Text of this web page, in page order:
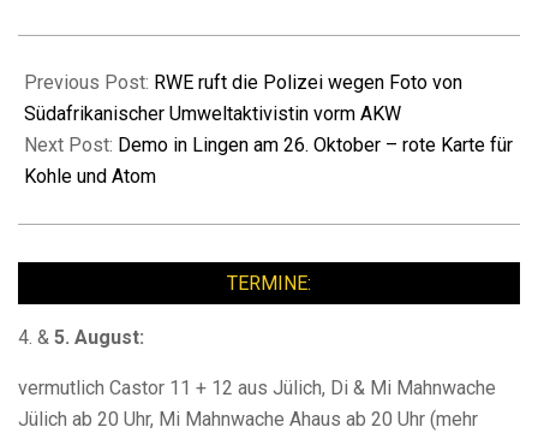
09-
29
Previous Post: RWE ruft die Polizei wegen Foto von
Südafrikanischer Umweltaktivistin vorm AKW
Next Post: Demo in Lingen am 26. Oktober – rote Karte für
Kohle und Atom
TERMINE:
4. & 5. August:
vermutlich Castor 11 + 12 aus Jülich, Di & Mi Mahnwache
Jülich ab 20 Uhr, Mi Mahnwache Ahaus ab 20 Uhr (mehr